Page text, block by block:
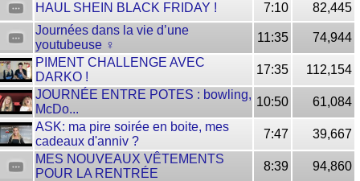
HAUL SHEIN BLACK FRIDAY ! 7:10
82,445
Journées dans la vie d’une
youtubeuse ‍♀️
11:35
74,944
PIMENT CHALLENGE AVEC
DARKO !
17:35
112,154
JOURNÉE ENTRE POTES : bowling,
McDo...
10:50
61,084
ASK: ma pire soirée en boite, mes
cadeaux d'anniv ?
7:47
39,667
MES NOUVEAUX VÊTEMENTS
POUR LA RENTRÉE
8:39 94,860